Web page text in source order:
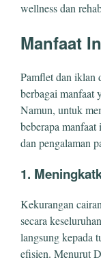
wellness dan
Manfaat
Pamflet dan
berbagai manfaat
Namun, untuk
beberapa
dan pengalaman
1.
Kekurangan
secara
langsung kepada
efisien. Menurut